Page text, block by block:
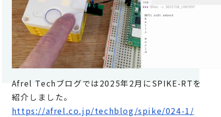
Afrel Techブログでは2025年2月にSPIKE-RTを
紹介しました。
https://afrel.co.jp/techblog/spike/024-1/